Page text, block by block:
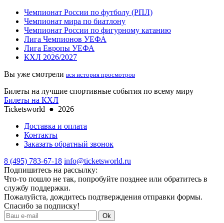
Чемпионат России по футболу (РПЛ)
Чемпионат мира по биатлону
Чемпионат России по фигурному катанию
Лига Чемпионов УЕФА
Лига Европы УЕФА
КХЛ 2026/2027
Вы уже смотрели вся история просмотров
Билеты на лучшие спортивные события по всему миру
Билеты на КХЛ
Ticketsworld ● 2026
Доставка и оплата
Контакты
Заказать обратный звонок
8 (495) 783-67-18 info@ticketsworld.ru
Подпишитесь на рассылку:
Что-то пошло не так, попробуйте позднее или обратитесь в
службу поддержки.
Пожалуйста, дождитесь подтверждения отправки формы.
Спасибо за подписку!
Ok